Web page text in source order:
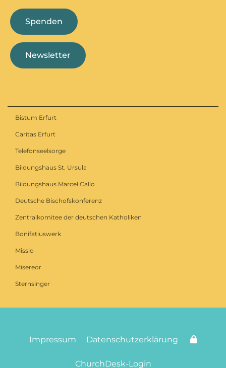
Spenden
Newsletter
Bistum Erfurt
Caritas Erfurt
Telefonseelsorge
Bildungshaus St. Ursula
Bildungshaus Marcel Callo
Deutsche Bischofskonferenz
Zentralkomitee der deutschen Katholiken
Bonifatiuswerk
Missio
Misereor
Sternsinger
Impressum Datenschutzerklärung
ChurchDesk-Login